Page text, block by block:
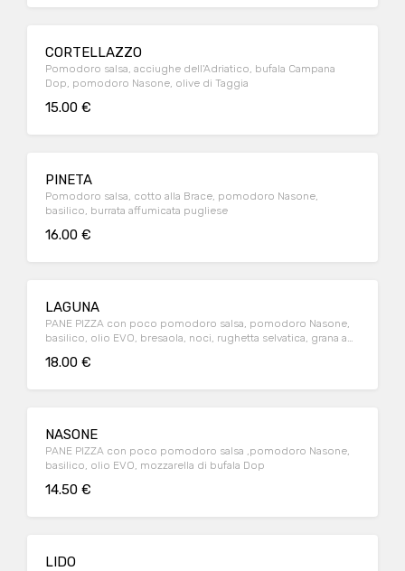
CORTELLAZZO
Pomodoro salsa, acciughe dell'Adriatico, bufala Campana
Dop, pomodoro Nasone, olive di Taggia
15.00 €
PINETA
Pomodoro salsa, cotto alla Brace, pomodoro Nasone,
basilico, burrata affumicata pugliese
16.00 €
LAGUNA
PANE PIZZA con poco pomodoro salsa, pomodoro Nasone,
basilico, olio EVO, bresaola, noci, rughetta selvatica, grana a
18.00 €
NASONE
PANE PIZZA con poco pomodoro salsa ,pomodoro Nasone,
basilico, olio EVO, mozzarella di bufala Dop
14.50 €
LIDO